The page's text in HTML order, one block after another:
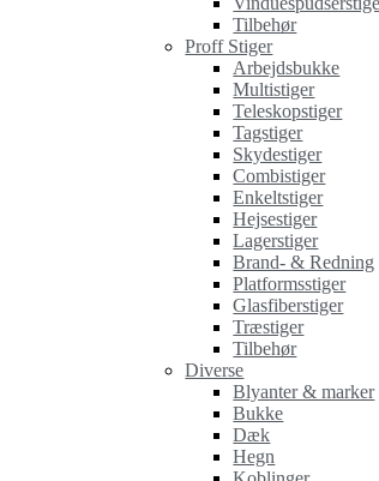
Tilbehør
Proff Stiger
Arbejdsbukke
Multistiger
Teleskopstiger
Tagstiger
Skydestiger
Combistiger
Enkeltstiger
Hejsestiger
Lagerstiger
Brand- & Redning
Platformsstiger
Glasfiberstiger
Træstiger
Tilbehør
Diverse
Blyanter & marker
Bukke
Dæk
Hegn